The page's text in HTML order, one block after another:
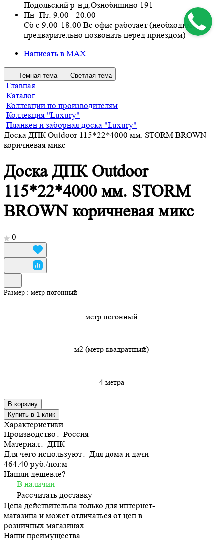
Подольский р-н,д.Ознобишино 191
Пн -Пт: 9.00 - 20.00
Сб с 9:00-18:00 Вс офис работает (необходимо
предварительно позвонить перед приездом)
Написать в MAX
Темная тема Светлая тема
Главная
Каталог
Коллекции по производителям
Коллекция "Luxury"
Планкен и заборная доска "Luxury"
Доска ДПК Outdoor 115*22*4000 мм. STORM BROWN
коричневая микс
Доска ДПК Outdoor
115*22*4000 мм. STORM
BROWN коричневая микс
0
Размер : метр погонный
метр погонный
м2 (метр квадратный)
4 метра
В корзину
Купить в 1 клик
Характеристики
Производство: Россия
Материал: ДПК
Для чего используют: Для дома и дачи
464.40 руб./пог.м
Нашли дешевле?
В наличии
Рассчитать доставку
Цена действительна только для интернет-
магазина и может отличаться от цен в
розничных магазинах
Наши преимущества